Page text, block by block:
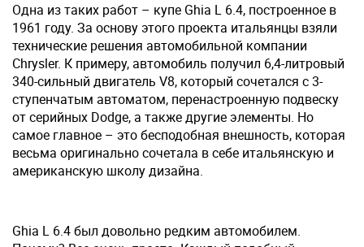
Одна из таких работ – купе Ghia L 6.4, построенное в
1961 году. За основу этого проекта итальянцы взяли
технические решения автомобильной компании
Chrysler. К примеру, автомобиль получил 6,4-литровый
340-сильный двигатель V8, который сочетался с 3-
ступенчатым автоматом, перенастроенную подвеску
от серийных Dodge, а также другие элементы. Но
самое главное – это бесподобная внешность, которая
весьма оригинально сочетала в себе итальянскую и
американскую школу дизайна.
Ghia L 6.4 был довольно редким автомобилем.